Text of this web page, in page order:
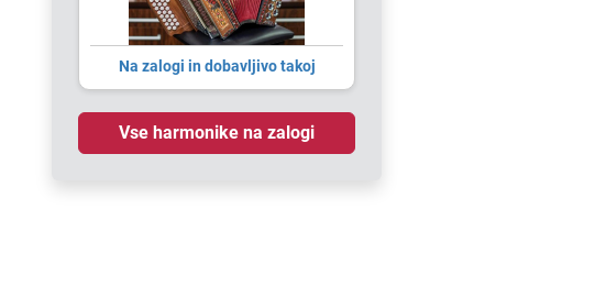
Na zalogi in dobavljivo takoj
Vse harmonike na zalogi